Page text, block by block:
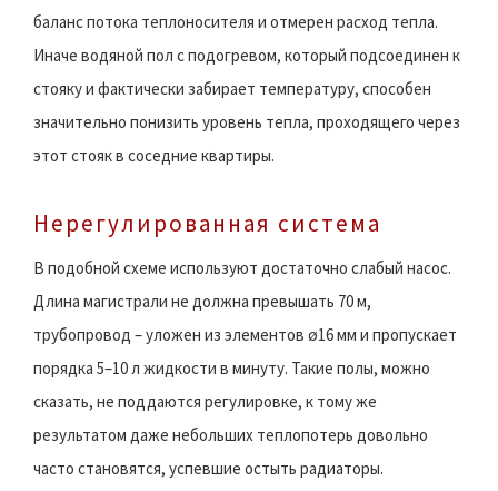
баланс потока теплоносителя и отмерен расход тепла.
Иначе водяной пол с подогревом, который подсоединен к
стояку и фактически забирает температуру, способен
значительно понизить уровень тепла, проходящего через
этот стояк в соседние квартиры.
Нерегулированная система
В подобной схеме используют достаточно слабый насос.
Длина магистрали не должна превышать 70 м,
трубопровод – уложен из элементов ø16 мм и пропускает
порядка 5–10 л жидкости в минуту. Такие полы, можно
сказать, не поддаются регулировке, к тому же
результатом даже небольших теплопотерь довольно
часто становятся, успевшие остыть радиаторы.